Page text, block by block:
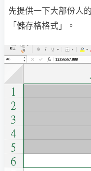
先提供一下大部份人
「儲存格格式」。